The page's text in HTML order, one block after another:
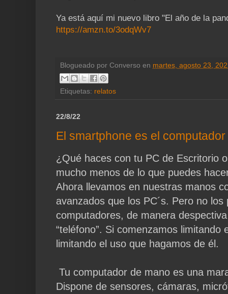
Ya está aquí mi nuevo libro "El año de la
https://amzn.to/3odqWv7
Blogueado por Converso en martes, agosto 23,
Etiquetas: relatos
22/8/22
El smartphone es el computador
¿Qué haces con tu PC de Escritorio
mucho menos de lo que puedes
Ahora llevamos en nuestras manos
avanzados que los PC´s. Pero no
computadores, de manera
“teléfono”. Si comenzamos limitando
limitando el uso que hagamos de él.
Tu computador de mano es una
Dispone de sensores, cámaras,